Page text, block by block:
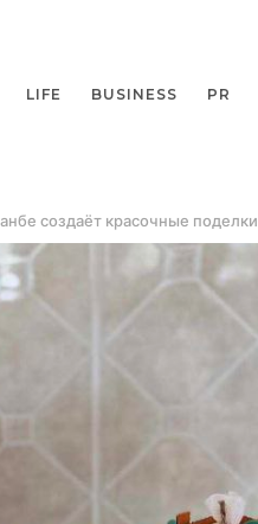
LIFE BUSINESS PR
создаёт красочные поделки